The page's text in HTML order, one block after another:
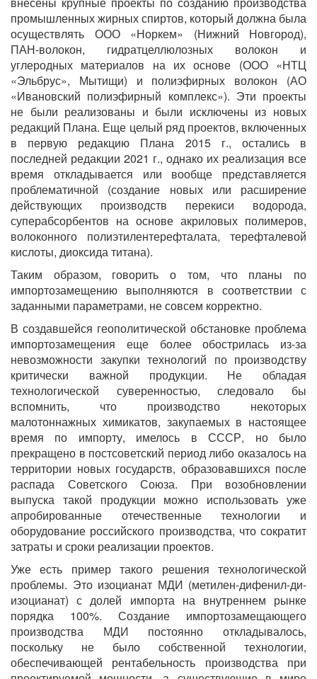
промышленных жирных спиртов, который должна была
осуществлять ООО «Норкем» (Нижний Новгород),
ПАН-волокон, гидратцеллюлозных волокон и
углеродных материалов на их основе (ООО «НТЦ
«Эльбрус», Мытищи) и полиэфирных волокон (АО
«Ивановский полиэфирный комплекс»). Эти проекты
не были реализованы и были исключены из новых
редакций Плана. Еще целый ряд проектов, включенных
в первую редакцию Плана 2015 г., остались в
последней редакции 2021 г., однако их реализация все
время откладывается или вообще представляется
проблематичной (создание новых или расширение
действующих производств перекиси водорода,
суперабсорбентов на основе акриловых полимеров,
волоконного полиэтилентерефталата, терефталевой
кислоты, диоксида титана).
Таким образом, говорить о том, что планы по
импортозамещению выполняются в соответствии с
заданными параметрами, не совсем корректно.
В создавшейся геополитической обстановке проблема
импортозамещения еще более обострилась из-за
невозможности закупки технологий по производству
критически важной продукции. Не обладая
технологической суверенностью, следовало бы
вспомнить, что производство некоторых
малотоннажных химикатов, закупаемых в настоящее
время по импорту, имелось в СССР, но было
прекращено в постсоветский период либо оказалось на
территории новых государств, образовавшихся после
распада Советского Союза. При возобновлении
выпуска такой продукции можно использовать уже
апробированные отечественные технологии и
оборудование российского производства, что сократит
затраты и сроки реализации проектов.
Уже есть пример такого решения технологической
проблемы. Это изоцианат МДИ (метилен-дифенил-ди-
изоцианат) с долей импорта на внутреннем рынке
порядка 100%. Создание импортозамещающего
производства МДИ постоянно откладывалось,
поскольку не было собственной технологии,
обеспечивающей рентабельность производства при